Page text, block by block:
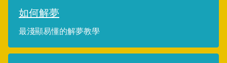
如何解夢
最淺顯易懂的解夢教學